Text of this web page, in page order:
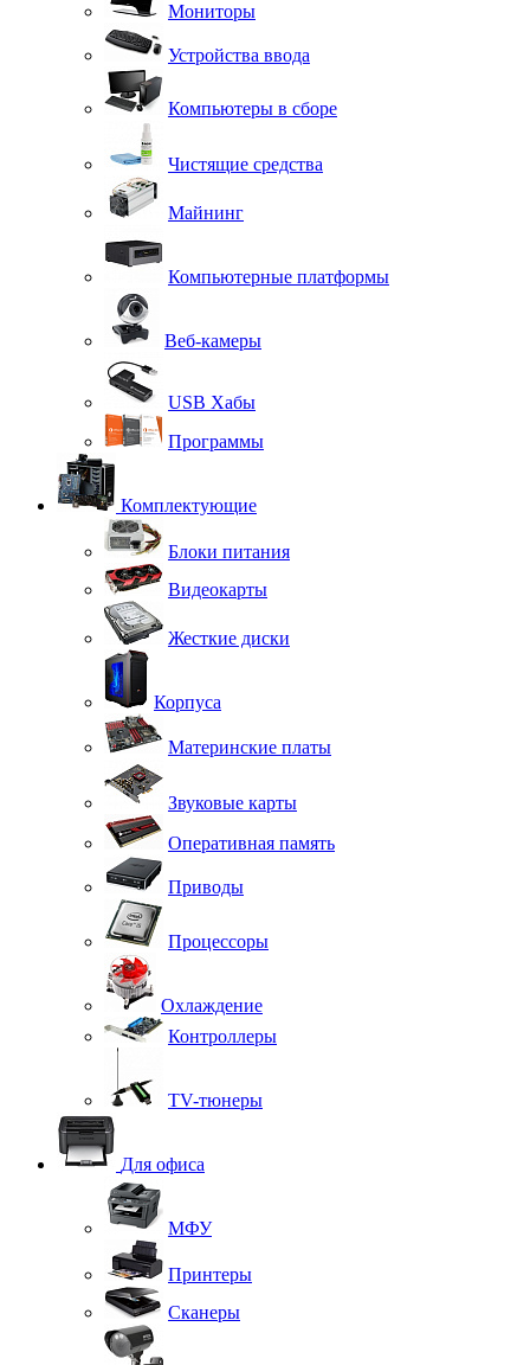
Мониторы
Устройства ввода
Компьютеры в сборе
Чистящие средства
Майнинг
Компьютерные платформы
Веб-камеры
USB Хабы
Программы
Комплектующие
Блоки питания
Видеокарты
Жесткие диски
Корпуса
Материнские платы
Звуковые карты
Оперативная память
Приводы
Процессоры
Охлаждение
Контроллеры
TV-тюнеры
Для офиса
МФУ
Принтеры
Сканеры